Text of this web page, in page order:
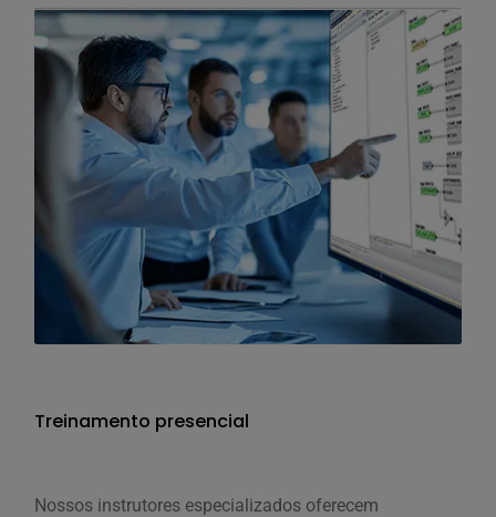
Treinamento presencial
Nossos instrutores especializados oferecem